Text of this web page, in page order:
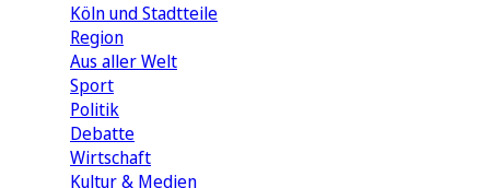
Köln und Stadtteile
Region
Aus aller Welt
Sport
Politik
Debatte
Wirtschaft
Kultur & Medien